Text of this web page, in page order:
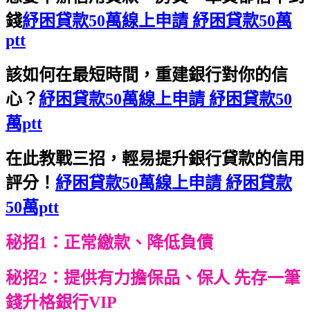
錢紓困貸款50萬線上申請 紓困貸款50萬
ptt
該如何在最短時間，重建銀行對你的信
心？紓困貸款50萬線上申請 紓困貸款50
萬ptt
在此教戰三招，輕易提升銀行貸款的信用
評分！ 紓困貸款50萬線上申請 紓困貸款
50萬ptt
秘招1：正常繳款、降低負債
秘招2：提供有力擔保品、保人 先存一筆
錢升格銀行VIP